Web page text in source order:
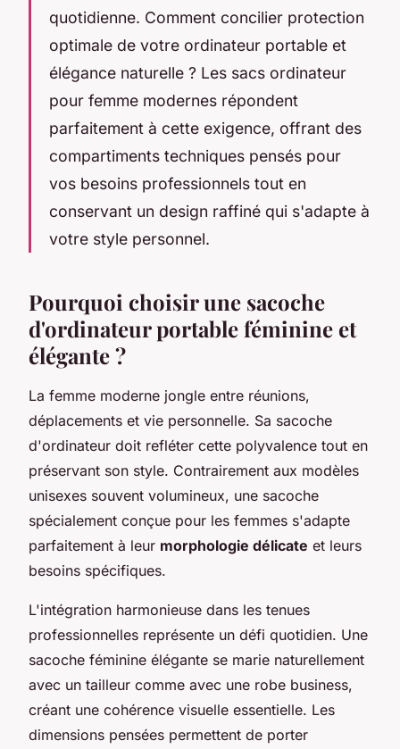
quotidienne. Comment concilier protection
optimale de votre ordinateur portable et
élégance naturelle ? Les sacs ordinateur
pour femme modernes répondent
parfaitement à cette exigence, offrant des
compartiments techniques pensés pour
vos besoins professionnels tout en
conservant un design raffiné qui s'adapte à
votre style personnel.
Pourquoi choisir une sacoche
d'ordinateur portable féminine et
élégante ?
La femme moderne jongle entre réunions,
déplacements et vie personnelle. Sa sacoche
d'ordinateur doit refléter cette polyvalence tout en
préservant son style. Contrairement aux modèles
unisexes souvent volumineux, une sacoche
spécialement conçue pour les femmes s'adapte
parfaitement à leur morphologie délicate et leurs
besoins spécifiques.
L'intégration harmonieuse dans les tenues
professionnelles représente un défi quotidien. Une
sacoche féminine élégante se marie naturellement
avec un tailleur comme avec une robe business,
créant une cohérence visuelle essentielle. Les
dimensions pensées permettent de porter